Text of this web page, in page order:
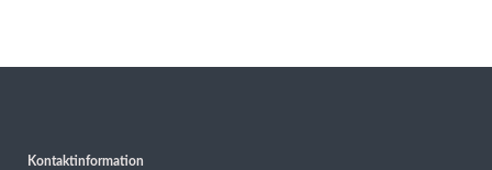
Kontaktinformation